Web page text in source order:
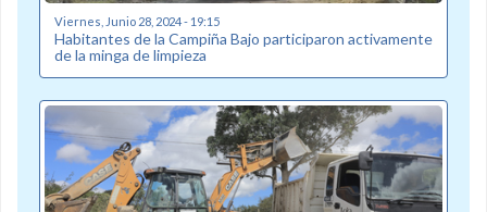
Viernes, Junio 28, 2024 - 19:15
Habitantes de la Campiña Bajo participaron activamente
de la minga de limpieza